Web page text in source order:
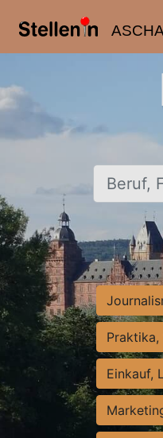
Beruf,
Praktika,
Einkauf,